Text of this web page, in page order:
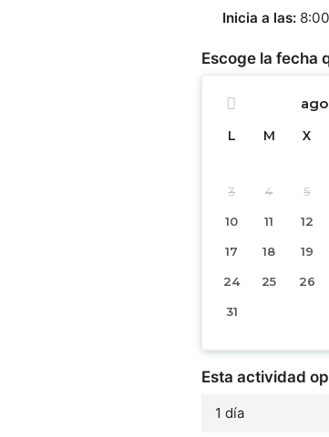
Inicia a las
Escoge la fecha
L M X
3 4 5
10 11 12
17 18 19
24 25 26
31
Esta actividad
1 día